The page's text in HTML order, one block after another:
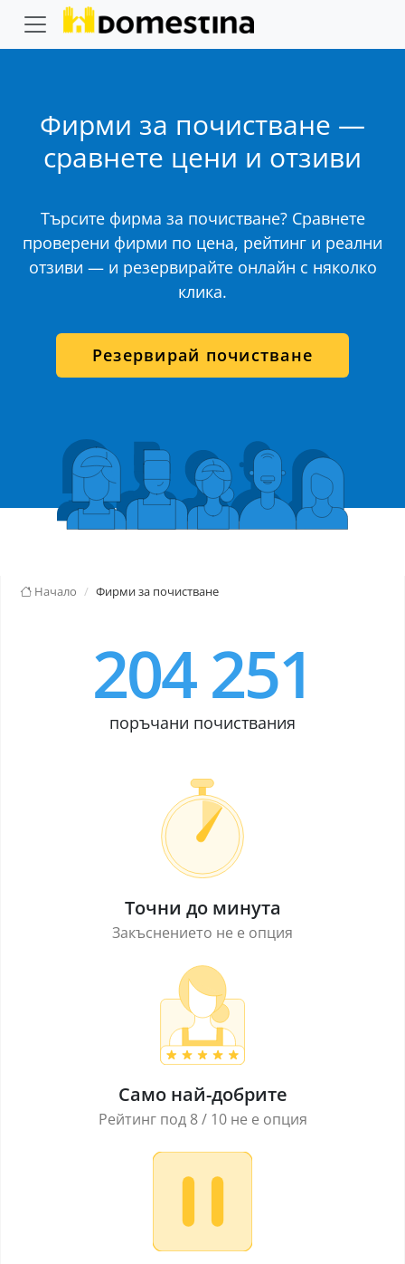
Фирми за почистване —
сравнете цени и отзиви
Търсите фирма за почистване? Сравнете
проверени фирми по цена, рейтинг и реални
отзиви — и резервирайте онлайн с няколко
клика.
Резервирай почистване
Начало Фирми за почистване
204 251
поръчани почиствания
Точни до минута
Закъснението не е опция
Само най-добрите
Рейтинг под 8 / 10 не е опция